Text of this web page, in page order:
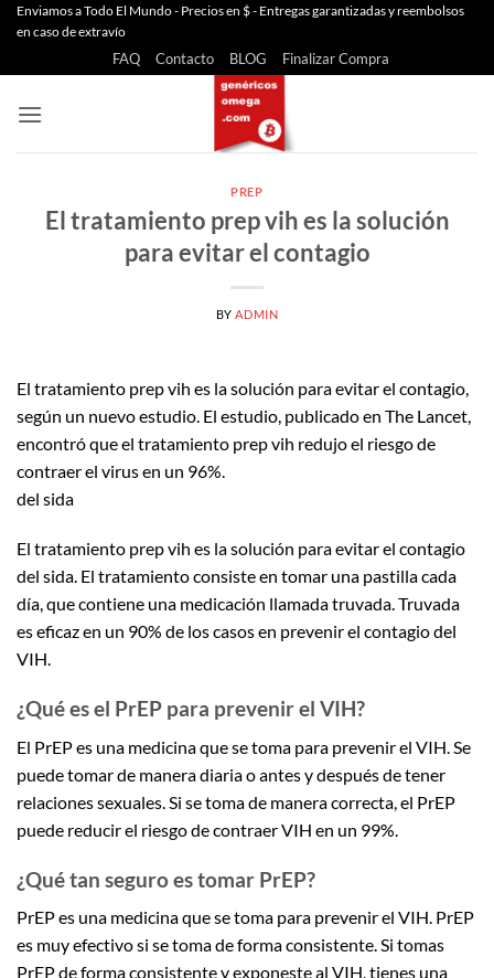
Saltar
Enviamos a Todo El Mundo - Precios en $ - Entregas garantizadas y reembolsos
en caso de extravío
FAQ Contacto BLOG Finalizar Compra
PREP
El tratamiento prep vih es la solución
para evitar el contagio
BY ADMIN
El tratamiento prep vih es la solución para evitar el contagio,
según un nuevo estudio. El estudio, publicado en The Lancet,
encontró que el tratamiento prep vih redujo el riesgo de
contraer el virus en un 96%.
del sida
El tratamiento prep vih es la solución para evitar el contagio
del sida. El tratamiento consiste en tomar una pastilla cada
día, que contiene una medicación llamada truvada. Truvada
es eficaz en un 90% de los casos en prevenir el contagio del
VIH.
¿Qué es el PrEP para prevenir el VIH?
El PrEP es una medicina que se toma para prevenir el VIH. Se
puede tomar de manera diaria o antes y después de tener
relaciones sexuales. Si se toma de manera correcta, el PrEP
puede reducir el riesgo de contraer VIH en un 99%.
¿Qué tan seguro es tomar PrEP?
PrEP es una medicina que se toma para prevenir el VIH. PrEP
es muy efectivo si se toma de forma consistente. Si tomas
PrEP de forma consistente y exponeste al VIH, tienes una